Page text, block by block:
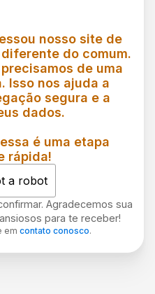
nosso site de
do comum.
de uma
Isso nos ajuda a
segura e a
dados.
é uma etapa
rápida!
a robot
Agradecemos sua
para te receber!
em contato conosco.